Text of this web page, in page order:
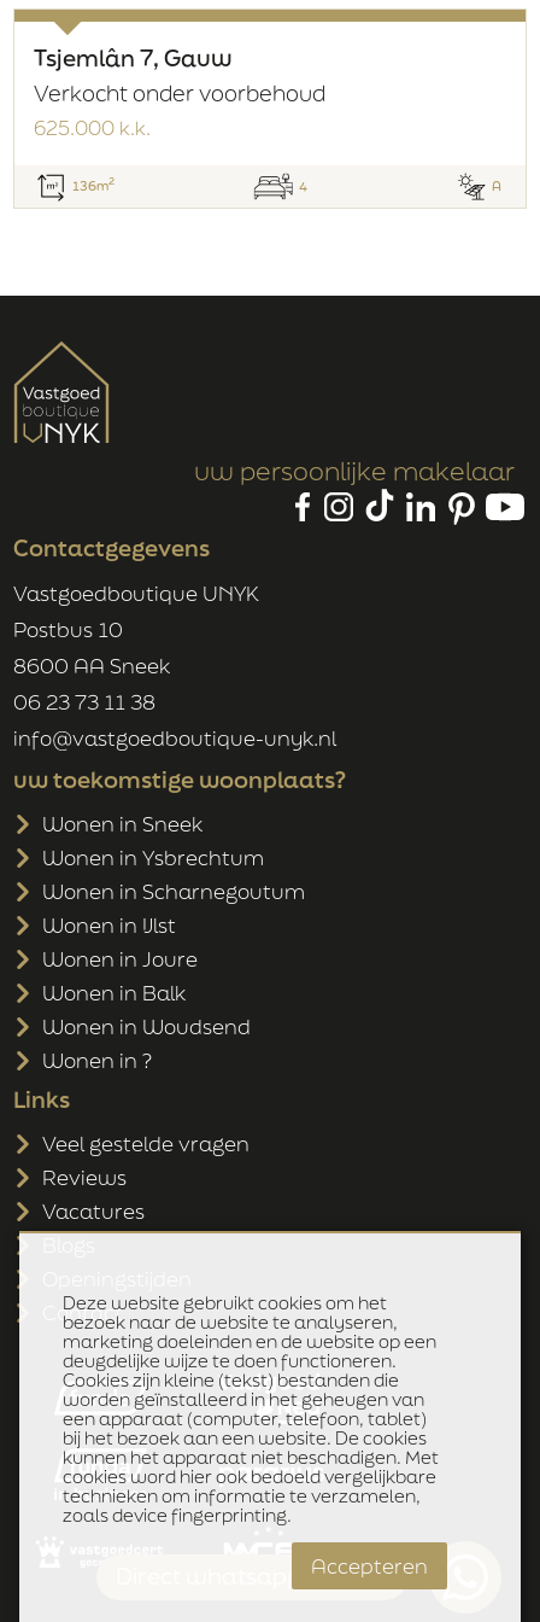
Schuur / Berging
Vrijstaand hout
Voorzieningen
Voorzien van elektra
PARKEERGELEGENHEID
Parkeer capaciteit
2
Soort dak
Zadeldak
Permanente bewoning
Onderhoud binnen
Goed
Onderhoud buiten
Goed
Huidig gebruik
Woonruimte
Huidige bestemming
Woonruimte
VOORZIENINGEN
Voorzieningen
buitenzonwering, schuifpui,
dakraam, glasvezel kabel en
zonnepanelen
Gemeente
Sneek
Sectie
C
Perceelnummer
7452
Oppervlakte
2
Tsjemlân 7, Gauw
Verkocht onder voorbehoud
625.000 k.k.
136m2 4 A
uw persoonlijke makelaar
Contactgegevens
Vastgoedboutique UNYK
Postbus 10
8600 AA Sneek
06 23 73 11 38
info@vastgoedboutique-unyk.nl
uw toekomstige woonplaats?
Wonen in Sneek
Wonen in Ysbrechtum
Wonen in Scharnegoutum
Wonen in IJlst
Wonen in Joure
Wonen in Balk
Wonen in Woudsend
Wonen in ?
Links
Veel gestelde vragen
Reviews
Vacatures
Contact
Deze website gebruikt cookies om het
bezoek naar de website te analyseren,
marketing doeleinden en de website op een
deugdelijke wijze te doen functioneren.
Cookies zijn kleine (tekst) bestanden die
worden geïnstalleerd in het geheugen van
een apparaat (computer, telefoon, tablet)
bij het bezoek aan een website. De cookies
kunnen het apparaat niet beschadigen. Met
cookies word hier ook bedoeld vergelijkbare
technieken om informatie te verzamelen,
zoals device fingerprinting.
Accepteren
Direct whatsapp klik hier